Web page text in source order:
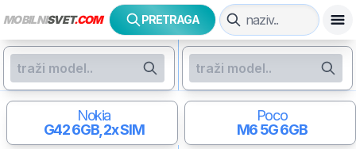
MOBILNISVET.COM PRETRAGA
Nokia
G426GB, 2x SIM
Poco
M6 5G6GB